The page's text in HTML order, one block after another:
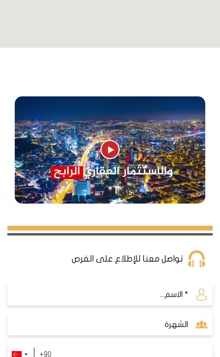
تواصل معنا للإطلاع على الفرص